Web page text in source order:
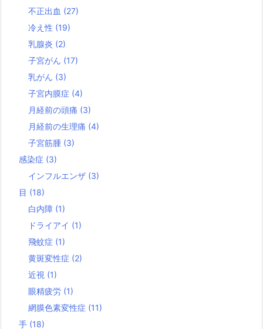
不正出血 (27)
冷え性 (19)
乳腺炎 (2)
子宮がん (17)
乳がん (3)
子宮内膜症 (4)
月経前の頭痛 (3)
月経前の生理痛 (4)
子宮筋腫 (3)
感染症 (3)
インフルエンザ (3)
目 (18)
白内障 (1)
ドライアイ (1)
飛蚊症 (1)
黄斑変性症 (2)
近視 (1)
眼精疲労 (1)
網膜色素変性症 (11)
手 (18)